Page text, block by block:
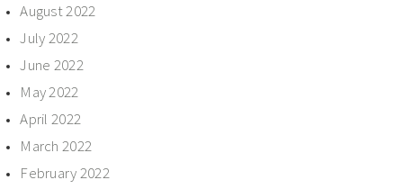
August 2022
July 2022
June 2022
May 2022
April 2022
March 2022
February 2022